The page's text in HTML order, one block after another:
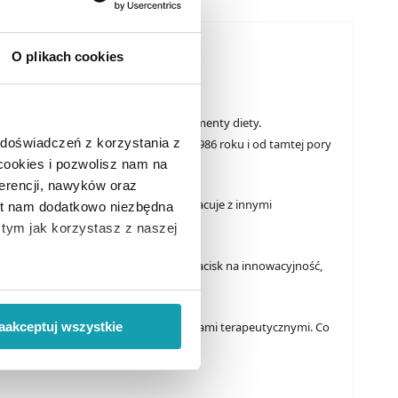
O plikach cookies
z korzystania z
i pozwolisz nam na
nawyków oraz
dodatkowo niezbędna
tym jak korzystasz z naszej
się zbieranie danych o
wszystkie
bez recepty, wyroby medyczne i suplementy diety.
Adamed została założona w 1986 roku i od tamtej pory
badania kliniczne i współpracuje z innymi
i generyków.
Firma kładzie duży nacisk na innowacyjność,
farmacji. Zajmuje się 19 obszarami terapeutycznymi. Co